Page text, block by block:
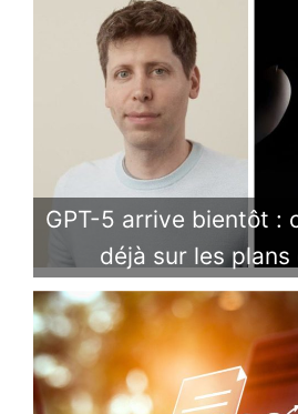
GPT-5 arrive bientôt :
déjà sur les plans